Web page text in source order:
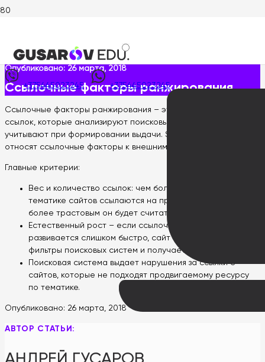
+375445023245 +375445023245
ранжирования
Опубликовано: 26 марта, 2018
Ссылочные факторы ранжирования
Ссылочные факторы ранжирования – это критерии внешних
ссылок, которые анализируют поисковые машины и
учитывают при формировании выдачи. SEO-специалисты
относят ссылочные факторы к внешним.
Главные критерии:
Вес и количество ссылок: чем больше подходящих по
тематике сайтов ссылаются на продвигаемый сайт, тем
более трастовым он будет считаться.
Естественный рост – если ссылочный профиль
развивается слишком быстро, сайт попадает под
фильтры поисковых систем и получает санкции.
Поисковая система выдает нарушения за ссылки с
сайтов, которые не подходят продвигаемому ресурсу
по тематике.
Опубликовано: 26 марта, 2018
АВТОР СТАТЬИ:
АНДРЕЙ ГУСАРОВ